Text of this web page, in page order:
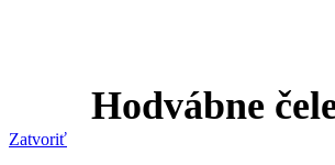
Hodvábne
Zatvoriť